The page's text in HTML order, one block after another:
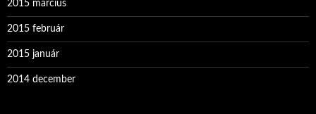
2015 március
2015 február
2015 január
2014 december